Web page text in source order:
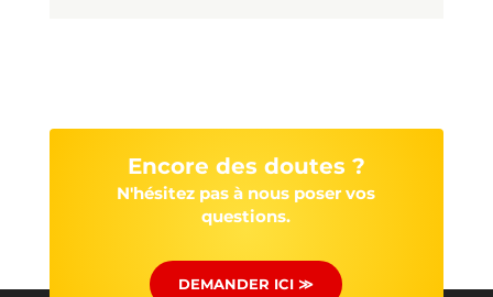
Encore des doutes ?
N'hésitez pas à nous poser vos
questions.
DEMANDER ICI ≫